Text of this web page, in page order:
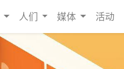
人们 媒体 活动